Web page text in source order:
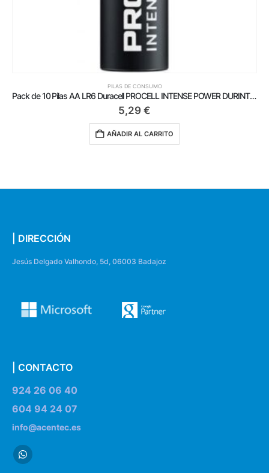
PILAS DE CONSUMO
Pack de 10 Pilas AA LR6 Duracell PROCELL INTENSE POWER DURINTLR6C10/ 1.5V/ Alcalinas
5,29 €
AÑADIR AL CARRITO
| DIRECCIÓN
Jesús Delgado Valhondo, 5d, 06003 Badajoz
| CONTACTO
924 26 06 40
604 94 24 07
info@acentec.es